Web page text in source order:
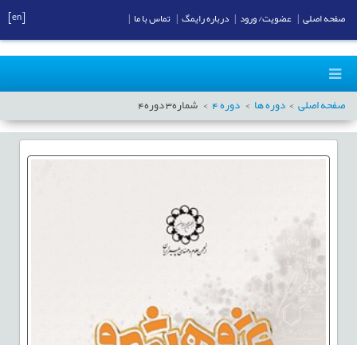
صفحه اصلی دوره ها دوره4 شماره3دوره4
صفحه اصلی عضویت/ ورود درباره رایمگ تماس با ما